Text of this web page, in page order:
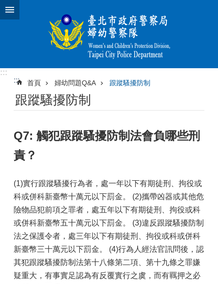
跳到主要內容區塊
:::
:::
首頁 婦幼問題Q&A 跟蹤騷擾防制
跟蹤騷擾防制
Q7: 觸犯跟蹤騷擾防制法會負哪些刑
責？
(1)實行跟蹤騷擾行為者，處一年以下有期徒刑、拘役或
科或併科新臺幣十萬元以下罰金。 (2)攜帶凶器或其他危
險物品犯前項之罪者，處五年以下有期徒刑、拘役或科
或併科新臺幣五十萬元以下罰金。 (3)違反跟蹤騷擾防制
法之保護令者，處三年以下有期徒刑、拘役或科或併科
新臺幣三十萬元以下罰金。 (4)行為人經法官訊問後，認
其犯跟蹤騷擾防制法第十八條第二項、第十九條之罪嫌
疑重大，有事實足認為有反覆實行之虞，而有羈押之必